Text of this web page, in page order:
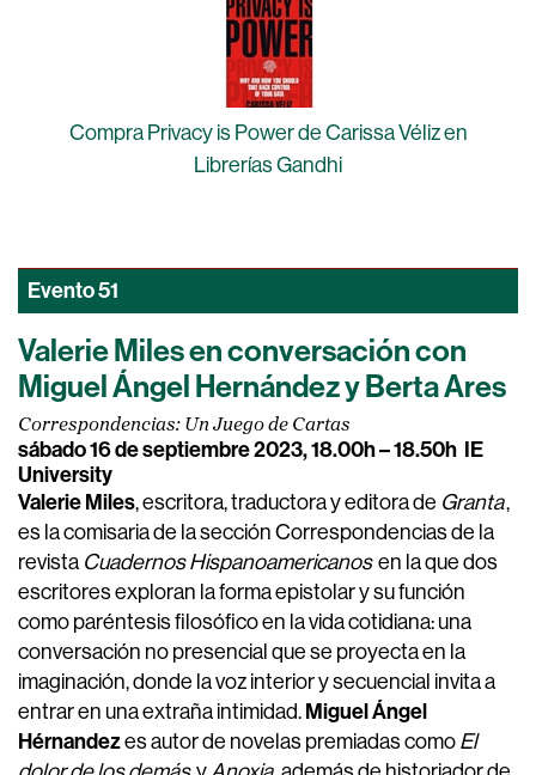
Compra Privacy is Power de Carissa Véliz en
Librerías Gandhi
Evento51
Valerie Miles en conversación con
Miguel Ángel Hernández y Berta Ares
Correspondencias: Un Juego de Cartas
sábado 16 de septiembre 2023, 18.00h – 18.50h IE
University
Valerie Miles, escritora, traductora y editora de Granta,
es la comisaria de la sección Correspondencias de la
revista Cuadernos Hispanoamericanos en la que dos
escritores exploran la forma epistolar y su función
como paréntesis filosófico en la vida cotidiana: una
conversación no presencial que se proyecta en la
imaginación, donde la voz interior y secuencial invita a
entrar en una extraña intimidad. Miguel Ángel
Hérnandezes autor de novelas premiadas como El